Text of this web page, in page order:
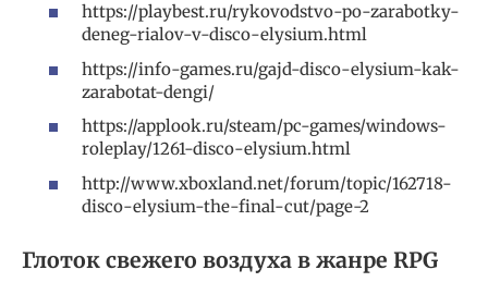
https://playbest.ru/rykovodstvo-po-zarabotky-
deneg-rialov-v-disco-elysium.html
https://info-games.ru/gajd-disco-elysium-kak-
zarabotat-dengi/
https://applook.ru/steam/pc-games/windows-
roleplay/1261-disco-elysium.html
http://www.xboxland.net/forum/topic/162718-
disco-elysium-the-final-cut/page-2
Глоток свежего воздуха в жанре RPG